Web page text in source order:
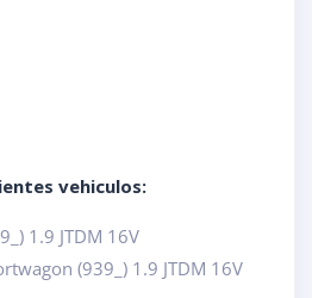
vehiculos:
1.9 JTDM 16V
(939_) 1.9 JTDM 16V